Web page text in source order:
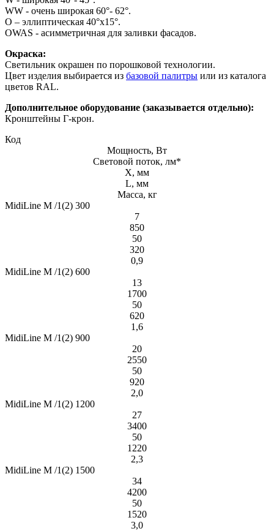
WW - очень широкая 60°- 62°.
O – эллиптическая 40°х15°.
OWAS - асимметричная для заливки фасадов.
Окраска:
Светильник окрашен по порошковой технологии.
Цвет изделия выбирается из базовой палитры или из каталога
цветов RAL.
Дополнительное оборудование (заказывается отдельно):
Кронштейны Г-крон.
Код
Мощность, Вт
Световой поток, лм*
X, мм
L, мм
Масса, кг
MidiLine М /1(2) 300
7
850
50
320
0,9
MidiLine М /1(2) 600
13
1700
50
620
1,6
MidiLine М /1(2) 900
20
2550
50
920
2,0
MidiLine М /1(2) 1200
27
3400
50
1220
2,3
MidiLine М /1(2) 1500
34
4200
50
1520
3,0